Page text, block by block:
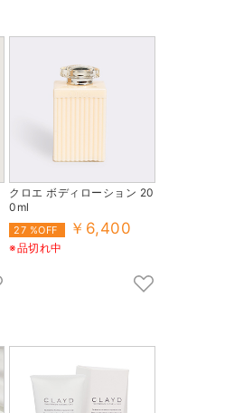
クロエ ボディローション 20
0ml
27 %OFF ￥6,400
※品切れ中